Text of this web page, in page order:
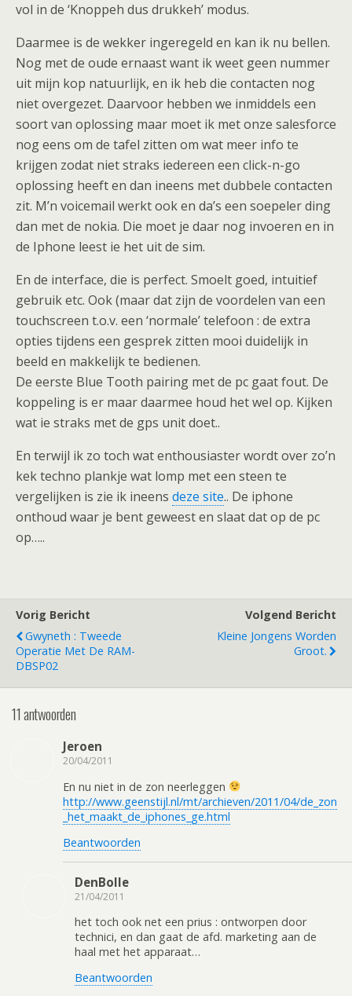
vol in de ‘Knoppeh dus drukkeh’ modus.
Daarmee is de wekker ingeregeld en kan ik nu bellen.
Nog met de oude ernaast want ik weet geen nummer
uit mijn kop natuurlijk, en ik heb die contacten nog
niet overgezet. Daarvoor hebben we inmiddels een
soort van oplossing maar moet ik met onze salesforce
nog eens om de tafel zitten om wat meer info te
krijgen zodat niet straks iedereen een click-n-go
oplossing heeft en dan ineens met dubbele contacten
zit. M’n voicemail werkt ook en da’s een soepeler ding
dan met de nokia. Die moet je daar nog invoeren en in
de Iphone leest ie het uit de sim.
En de interface, die is perfect. Smoelt goed, intuitief
gebruik etc. Ook (maar dat zijn de voordelen van een
touchscreen t.o.v. een ‘normale’ telefoon : de extra
opties tijdens een gesprek zitten mooi duidelijk in
beeld en makkelijk te bedienen.
De eerste Blue Tooth pairing met de pc gaat fout. De
koppeling is er maar daarmee houd het wel op. Kijken
wat ie straks met de gps unit doet..
En terwijl ik zo toch wat enthousiaster wordt over zo’n
kek techno plankje wat lomp met een steen te
vergelijken is zie ik ineens deze site.. De iphone
onthoud waar je bent geweest en slaat dat op de pc
op…..
Vorig Bericht
Gwyneth : Tweede
Operatie Met De RAM-
DBSP02
Volgend Bericht
Kleine Jongens Worden
Groot.
11 antwoorden
Jeroen
20/04/2011
En nu niet in de zon neerleggen
http://www.geenstijl.nl/mt/archieven/2011/04/de_zon
_het_maakt_de_iphones_ge.html
Beantwoorden
DenBolle
21/04/2011
het toch ook net een prius : ontworpen door
technici, en dan gaat de afd. marketing aan de
haal met het apparaat…
Beantwoorden